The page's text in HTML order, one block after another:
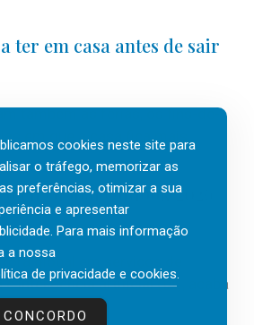
ter em casa antes de sair
também as férias, os fins-de-
em que a casa fica mais
Global Outlook 2026
global em serviços de
inteligência artificial (IA), acaba
cookies neste site para
o tráfego, memorizar as
preferências, otimizar a sua
e apresentar
Para mais informação
a nossa
de privacidade e cookies.
CONCORDO